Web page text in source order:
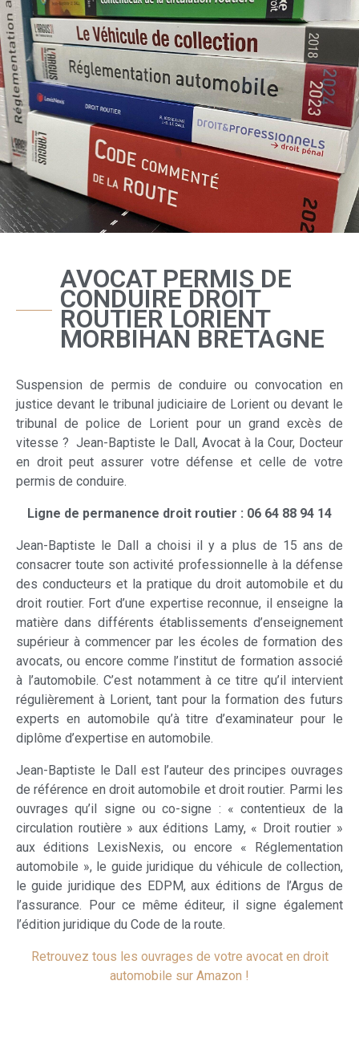
AVOCAT PERMIS DE
CONDUIRE DROIT
ROUTIER LORIENT
MORBIHAN BRETAGNE
Suspension de permis de conduire ou convocation en
justice devant le tribunal judiciaire de Lorient ou devant le
tribunal de police de Lorient pour un grand excès de
vitesse ? Jean-Baptiste le Dall, Avocat à la Cour, Docteur
en droit peut assurer votre défense et celle de votre
permis de conduire.
Ligne de permanence droit routier : 06 64 88 94 14
Jean-Baptiste le Dall a choisi il y a plus de 15 ans de
consacrer toute son activité professionnelle à la défense
des conducteurs et la pratique du droit automobile et du
droit routier. Fort d’une expertise reconnue, il enseigne la
matière dans différents établissements d’enseignement
supérieur à commencer par les écoles de formation des
avocats, ou encore comme l’institut de formation associé
à l’automobile. C’est notamment à ce titre qu’il intervient
régulièrement à Lorient, tant pour la formation des futurs
experts en automobile qu’à titre d’examinateur pour le
diplôme d’expertise en automobile.
Jean-Baptiste le Dall est l’auteur des principes ouvrages
de référence en droit automobile et droit routier. Parmi les
ouvrages qu’il signe ou co-signe : « contentieux de la
circulation routière » aux éditions Lamy, « Droit routier »
aux éditions LexisNexis, ou encore « Réglementation
automobile », le guide juridique du véhicule de collection,
le guide juridique des EDPM, aux éditions de l’Argus de
l’assurance. Pour ce même éditeur, il signe également
l’édition juridique du Code de la route.
Retrouvez tous les ouvrages de votre avocat en droit
automobile sur Amazon !